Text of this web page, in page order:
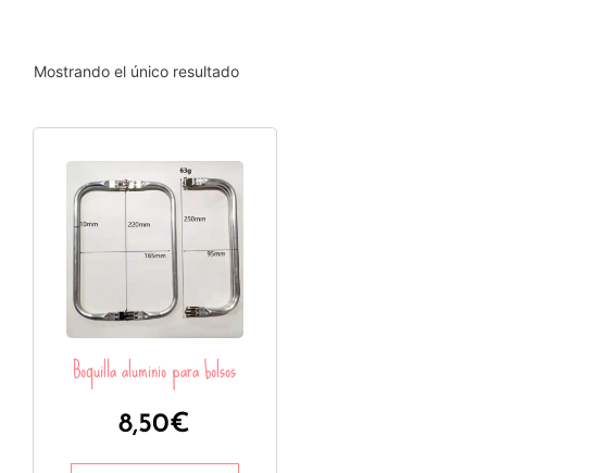
Mostrando el único resultado
Boquilla aluminio para bolsos
8,50€